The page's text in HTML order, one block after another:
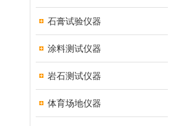
石膏试验仪器
涂料测试仪器
岩石测试仪器
体育场地仪器